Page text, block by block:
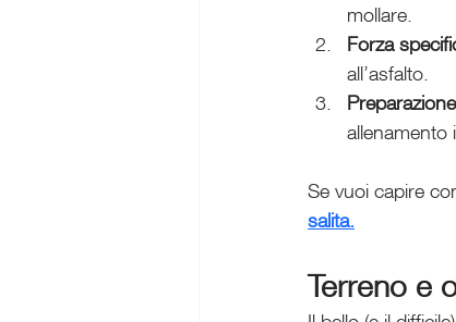
mollare.
Forza
all’asfalto.
allenamento
Se vuoi capire
salita.
Terreno e